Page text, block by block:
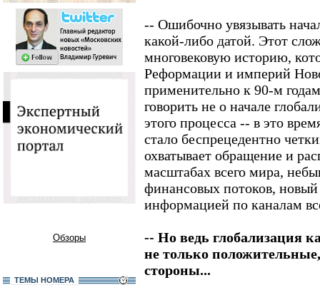
Обзоры
ТЕМЫ НОМЕРА
-- Ошибочно увязывать
какой-либо датой. Этот
многовековую историю,
Реформации и империй
применительно к 90-м
говорить не о начале
этого процесса -- в это
стало беспрецедентно
охватывает обращение и
масштабах всего мира,
финансовых потоков,
информацией по каналам
-- Но ведь глобализация
не только
стороны...